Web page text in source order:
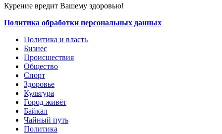
Курение вредит Вашему здоровью!
Политика обработки персональных данных
Политика и власть
Бизнес
Происшествия
Общество
Cпорт
Здоровье
Культура
Город живёт
Байкал
Чайный путь
Политика